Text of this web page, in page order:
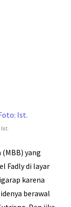
yang
Fadly di layar
karena
berawal